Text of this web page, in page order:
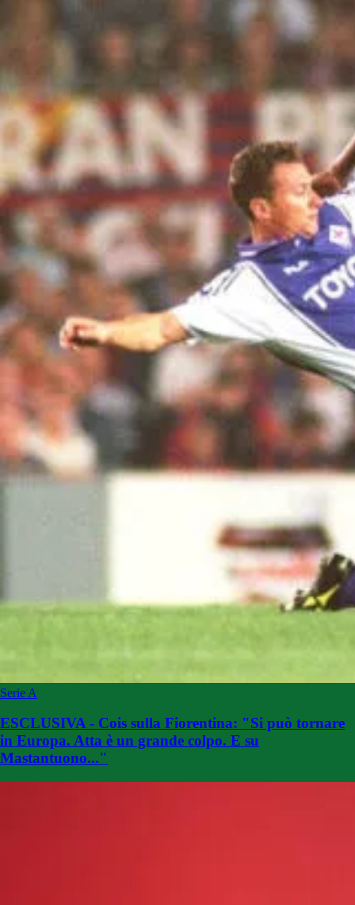
Serie A
ESCLUSIVA - Cois sulla Fiorentina: "Si può tornare
in Europa. Atta è un grande colpo. E su
Mastantuono..."